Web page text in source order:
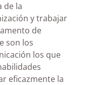
de la
y trabajar
de
son los
los que
eficazmente la